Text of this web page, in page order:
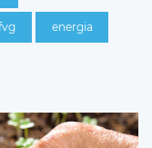
energia